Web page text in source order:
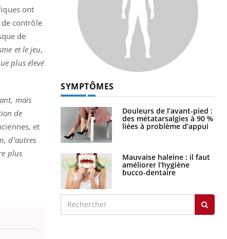
ont
contrôle
de
et le jeu,
plus élevé
mais
de
et
d’autres
plus
SYMPTÔMES
Douleurs de l’avant-pied :
des métatarsalgies à 90 %
liées à problème d’appui
Mauvaise haleine : il faut
améliorer l’hygiène
bucco-dentaire